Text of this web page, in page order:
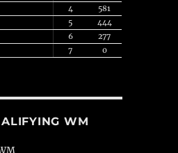
4
581
5
444
6
277
7 0
WM